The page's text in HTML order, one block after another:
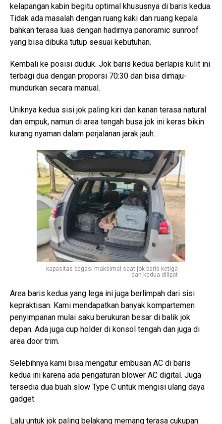
kelapangan kabin begitu optimal khususnya di baris kedua.
Tidak ada masalah dengan ruang kaki dan ruang kepala
bahkan terasa luas dengan hadirnya panoramic sunroof
yang bisa dibuka tutup sesuai kebutuhan.
Kembali ke posisi duduk. Jok baris kedua berlapis kulit ini
terbagi dua dengan proporsi 70:30 dan bisa dimaju-
mundurkan secara manual.
Uniknya kedua sisi jok paling kiri dan kanan terasa natural
dan empuk, namun di area tengah busa jok ini keras bikin
kurang nyaman dalam perjalanan jarak jauh.
kapasitas bagasi maksimal saat jok baris ketiga
dan kedua dilipat
Area baris kedua yang lega ini juga berlimpah dari sisi
kepraktisan. Kami mendapatkan banyak kompartemen
penyimpanan mulai saku berukuran besar di balik jok
depan. Ada juga cup holder di konsol tengah dan juga di
area door trim.
Selebihnya kami bisa mengatur embusan AC di baris
kedua ini karena ada pengaturan blower AC digital. Juga
tersedia dua buah slow Type C untuk mengisi ulang daya
gadget.
Lalu untuk jok paling belakang memang terasa cukupan.